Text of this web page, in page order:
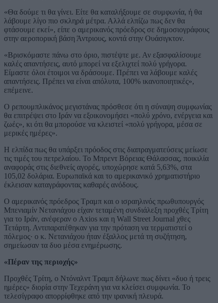
«Θα δούμε τι θα γίνει. Είτε θα καταλήξουμε σε συμφωνία, ή θα
λάβουμε λίγο πιο σκληρά μέτρα. Αλλά ελπίζω πως δεν θα
φτάσουμε εκεί», είπε ο αμερικανός πρόεδρος σε δημοσιογράφους
στην αεροπορική βάση Άντριους, κοντά στην Ουάσιγκτον.
«Βρισκόμαστε πάνω στο όριο, πιστέψτε με. Αν εξασφαλίσουμε
καλές απαντήσεις, αυτό μπορεί να εξελιχτεί πολύ γρήγορα.
Είμαστε όλοι έτοιμοι να δράσουμε. Πρέπει να λάβουμε καλές
απαντήσεις. Πρέπει να είναι απόλυτα, 100% ικανοποιητικές»,
επέμεινε.
Ο ρεπουμπλικάνος μεγιστάνας πρόσθεσε ότι η σύναψη συμφωνίας
θα επιτρέψει στο Ιράν να εξοικονομήσει «πολύ χρόνο, ενέργεια και
ζωές», κι ότι θα μπορούσε να κλειστεί «πολύ γρήγορα, μέσα σε
μερικές ημέρες».
Η ελπίδα πως θα υπάρξει πρόοδος στις διαπραγματεύσεις μείωσε
τις τιμές του πετρελαίου. Το Μπρεντ Βόρειας Θάλασσας, ποικιλία
αναφοράς στις διεθνείς αγορές, υποχώρησε κατά 5,63%, στα
105,02 δολάρια. Ευρωπαϊκά και το αμερικανικό χρηματιστήριο
έκλεισαν καταγράφοντας καθαρές ανόδους.
Ο αμερικανός πρόεδρος Τραμπ και ο ισραηλινός πρωθυπουργός
Μπενιαμίν Νετανιάχου είχαν τεταμένη συνδιάλεξη προχθές Τρίτη
για το Ιράν, ανέφεραν ο Axios και η Wall Street Journal χθες
Τετάρτη. Αντιπαρατέθηκαν για την πρόταση να τερματιστεί ο
πόλεμος· ο κ. Νετανιάχου ήταν έξαλλος μετά τη συζήτηση,
σημείωσαν τα δυο μέσα ενημέρωσης.
«Πέραν της περιοχής»
Προχθές Τρίτη, ο Ντόναλντ Τραμπ δήλωνε πως δίνει «δυο ή τρεις
ημέρες» διορία στην Τεχεράνη για να κλείσει συμφωνία. Το
τελεσίγραφο απορρίφθηκε από την ιρανική πλευρά.